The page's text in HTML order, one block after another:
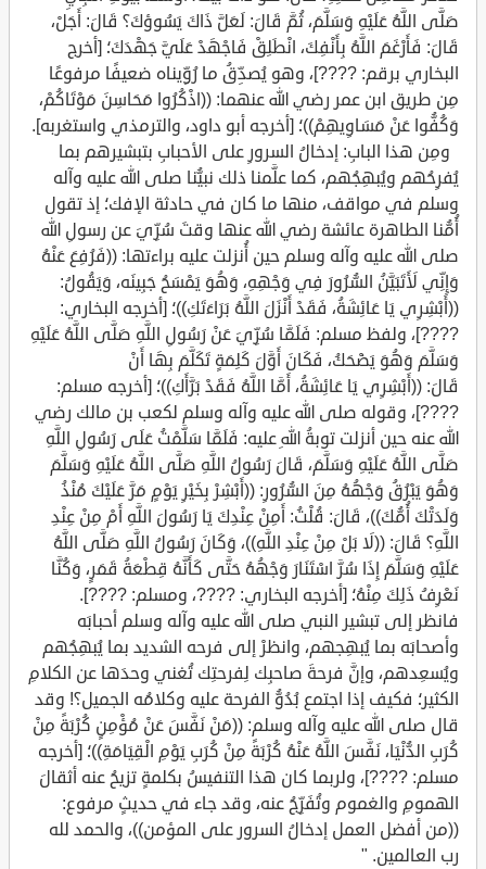
صَلَّى اللَّهُ عَلَيْهِ وَسَلَّمَ، ثُمَّ قَالَ: لَعَلَّ ذَاكَ يَسُوؤكَ؟ قَالَ: أَجَلْ،
قَالَ: فَأَرْغَمَ اللَّهُ بِأَنْفِكَ، انْطَلِقْ فَاجْهَدْ عَلَيَّ جَهْدَكَ؛ [أخرج
البخاري برقم: ????]، وهو يُصدِّقُ ما رُوِّيناه ضعيفًا مرفوعًا
مِن طريق ابن عمر رضي الله عنهما: ((اذْكُرُوا مَحَاسِنَ مَوْتَاكُمْ،
وَكُفُّوا عَنْ مَسَاوِيهِمْ))؛ [أخرجه أبو داود، والترمذي واستغربه].
ومِن هذا البابِ: إدخالُ السرورِ على الأحبابِ بتبشيرهم بما
يُفرِحُهم ويُبهِجُهم، كما علَّمنا ذلك نبيُّنا صلى الله عليه وآله
وسلم في مواقف، منها ما كان في حادثة الإفك؛ إذ تقول
أُمُّنا الطاهرة عائشة رضي الله عنها وقتَ سُرِّيَ عن رسولِ الله
صلى الله عليه وآله وسلم حين أُنزلت عليه براءتها: ((فَرُفِعَ عَنْهُ
وَإِنِّي لَأَتَبَيَّنُ السُّرُورَ فِي وَجْهِهِ، وَهُوَ يَمْسَحُ جَبِينَه، وَيَقُولُ:
((أَبْشِرِي يَا عَائِشَةُ، فَقَدْ أَنْزَلَ اللَّهُ بَرَاءَتَكِ))؛ [أخرجه البخاري:
????]، ولفظ مسلم: فَلَمَّا سُرِّيَ عَنْ رَسُولِ اللَّهِ صَلَّى اللَّهُ عَلَيْهِ
وَسَلَّمَ وَهُوَ يَضْحَكُ، فَكَانَ أَوَّلَ كَلِمَةٍ تَكَلَّمَ بِهَا أَنْ
قَالَ: ((أَبْشِرِي يَا عَائِشَةُ، أَمَّا اللَّهُ فَقَدْ بَرَّأَكِ))؛ [أخرجه مسلم:
????]، وقوله صلى الله عليه وآله وسلم لكعب بن مالك رضي
الله عنه حين أنزلت توبةُ اللهِ عليه: فَلَمَّا سَلَّمْتُ عَلَى رَسُولِ اللَّهِ
صَلَّى اللَّهُ عَلَيْهِ وَسَلَّمَ، قَالَ رَسُولُ اللَّهِ صَلَّى اللَّهُ عَلَيْهِ وَسَلَّمَ
وَهُوَ يَبْرُقُ وَجْهُهُ مِنَ السُّرُورِ: ((أَبْشِرْ بِخَيْرِ يَوْمٍ مَرَّ عَلَيْكَ مُنْذُ
وَلَدَتْكَ أُمُّكَ))، قَالَ: قُلْتُ: أَمِنْ عِنْدِكَ يَا رَسُولَ اللَّهِ أَمْ مِنْ عِنْدِ
اللَّهِ؟ قَالَ: ((لَا بَلْ مِنْ عِنْدِ اللَّهِ))، وَكَانَ رَسُولُ اللَّهِ صَلَّى اللَّهُ
عَلَيْهِ وَسَلَّمَ إِذَا سُرَّ اسْتَنَارَ وَجْهُهُ حَتَّى كَأَنَّهُ قِطْعَةُ قَمَرٍ، وَكُنَّا
نَعْرِفُ ذَلِكَ مِنْهُ؛ [أخرجه البخاري: ????، ومسلم: ????].
فانظر إلى تبشير النبي صلى الله عليه وآله وسلم أحبابَه
وأصحابَه بما يُبهِجهم، وانظرْ إلى فرحه الشديد بما يُبهِجُهم
ويُسعِدهم، وإنَّ فرحةَ صاحبِك لِفرحتِك تُغني وحدَها عن الكلامِ
الكثير؛ فكيف إذا اجتمع بُدُوُّ الفرحة عليه وكلامُه الجميل؟! وقد
قال صلى الله عليه وآله وسلم: ((مَنْ نَفَّسَ عَنْ مُؤْمِنٍ كُرْبَةً مِنْ
كُرَبِ الدُّنْيَا، نَفَّسَ اللَّهُ عَنْهُ كُرْبَةً مِنْ كُرَبِ يَوْمِ الْقِيَامَةِ))؛ [أخرجه
مسلم: ????]، ولربما كان هذا التنفيسُ بكلمةٍ تزيحُ عنه أثقالَ
الهمومِ والغموم وتُفَرِّجُ عنه، وقد جاء في حديثٍ مرفوع:
((من أفضل العمل إدخالُ السرور على المؤمن))، والحمد لله
رب العالمين. "